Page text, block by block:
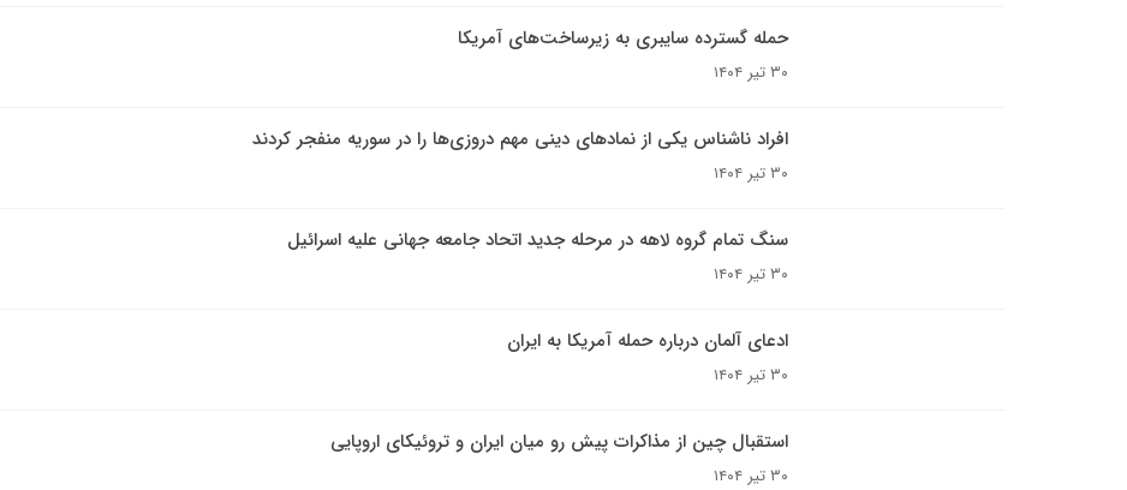
حمله گسترده سایبری به زیرساخت‌های آمریکا
۳۰ تیر ۱۴۰۴
افراد ناشناس یکی از نمادهای دینی مهم دروزی‌ها را در سوریه منفجر کردند
۳۰ تیر ۱۴۰۴
سنگ تمام گروه لاهه در مرحله جدید اتحاد جامعه جهانی علیه اسرائیل
۳۰ تیر ۱۴۰۴
ادعای آلمان درباره حمله آمریکا به ایران
۳۰ تیر ۱۴۰۴
استقبال چین از مذاکرات پیش رو میان ایران و تروئیکای اروپایی
۳۰ تیر ۱۴۰۴